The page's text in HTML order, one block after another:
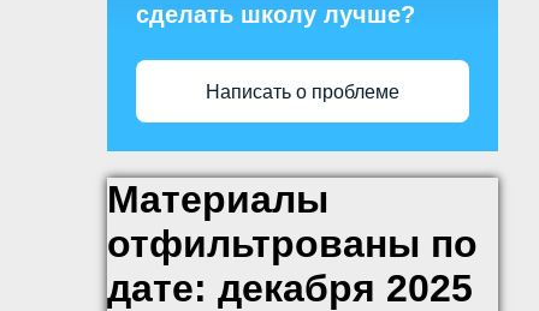
сделать школу лучше?
Написать о проблеме
Материалы
отфильтрованы по
дате: декабря 2025